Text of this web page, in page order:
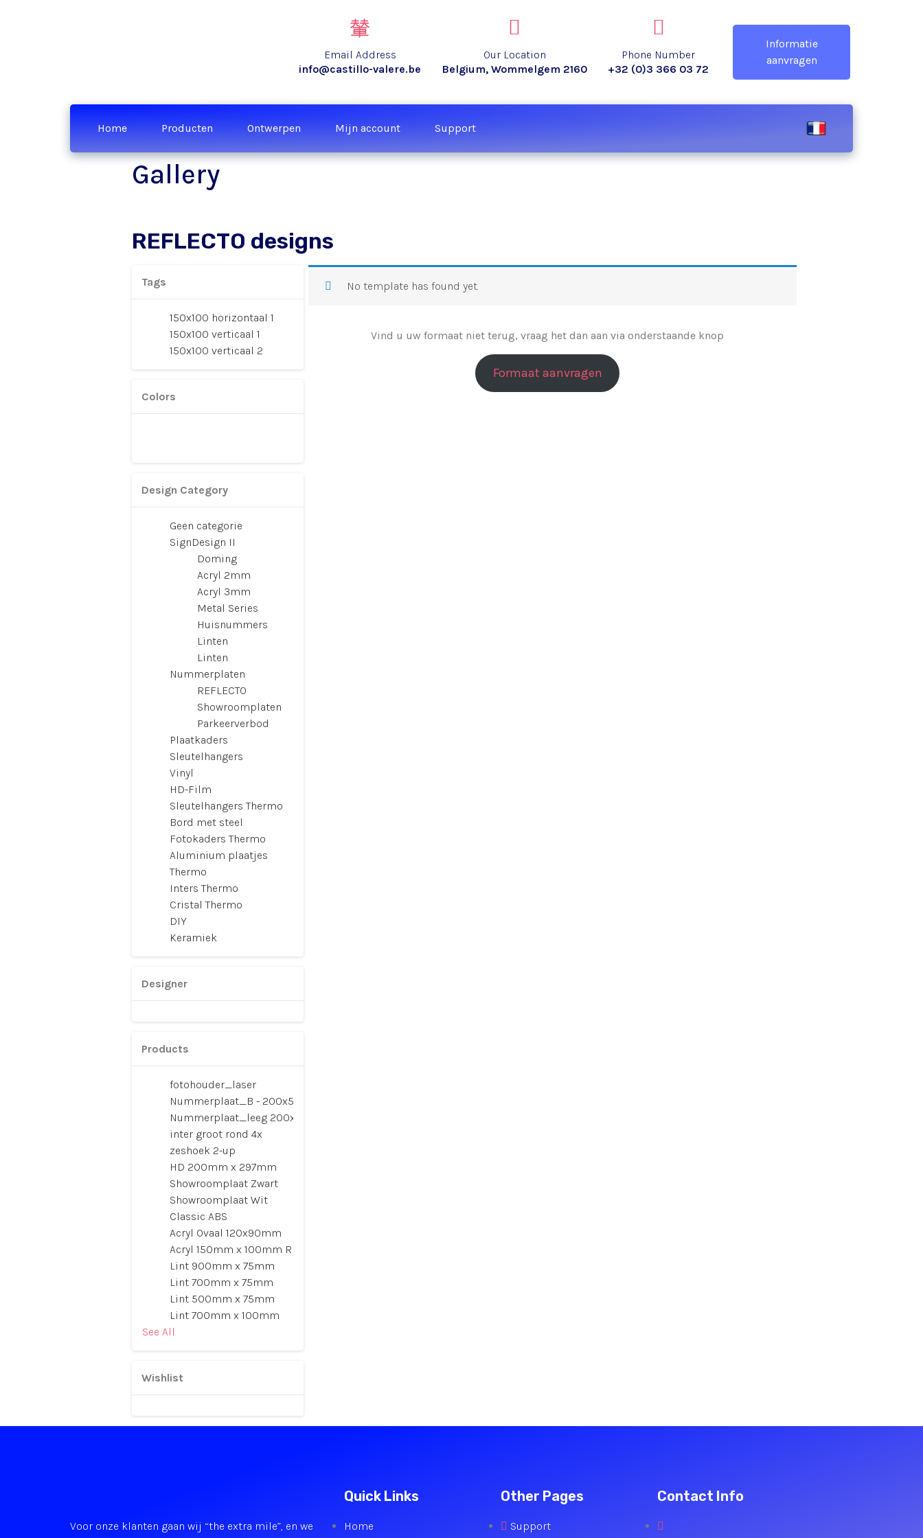
Email Address
info@castillo-valere.be
Our Location
Belgium, Wommelgem 2160
Phone Number
+32 (0)3 366 03 72
Informatie
aanvragen
Home Producten Ontwerpen Mijn account Support
Gallery
REFLECTO designs
Tags
150x100 horizontaal 1
150x100 verticaal 1
150x100 verticaal 2
Colors
Design Category
Geen categorie
SignDesign II
Doming
Acryl 2mm
Acryl 3mm
Metal Series
Huisnummers
Linten
Linten
Nummerplaten
REFLECTO
Showroomplaten
Parkeerverbod
Plaatkaders
Sleutelhangers
Vinyl
HD-Film
Sleutelhangers Thermo
Bord met steel
Fotokaders Thermo
Aluminium plaatjes
Thermo
Inters Thermo
Cristal Thermo
DIY
Keramiek
Designer
Products
fotohouder_laser
Nummerplaat_B - 200x50
Nummerplaat_leeg 200x50
inter groot rond 4x
zeshoek 2-up
HD 200mm x 297mm
Showroomplaat Zwart
Showroomplaat Wit
Classic ABS
Acryl Ovaal 120x90mm
Acryl 150mm x 100mm R
Lint 900mm x 75mm
Lint 700mm x 75mm
Lint 500mm x 75mm
Lint 700mm x 100mm
See All
Wishlist
No template has found yet.
Vind u uw formaat niet terug, vraag het dan aan via onderstaande knop
Formaat aanvragen
Voor onze klanten gaan wij “the extra mile”, en we
Quick Links
Home
Other Pages
Support
Contact Info